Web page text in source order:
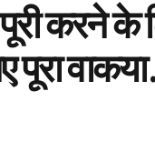
करने के
पूरा